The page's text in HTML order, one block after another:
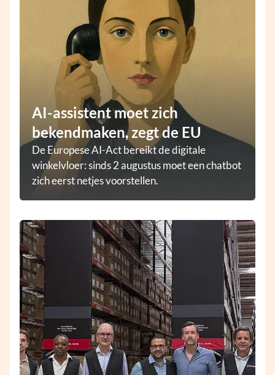
AI-assistent moet zich
bekendmaken, zegt de EU
De Europese AI-Act bereikt de digitale
winkelvloer: sinds 2 augustus moet een chatbot
zich eerst netjes voorstellen.